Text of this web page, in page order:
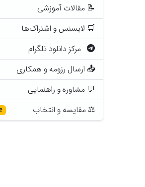
📝 مقالات آموزشی
🛒 لایسنس و اشتراک‌ها
مرکز دانلود تلگرام
📤 ارسال رزومه و همکاری
💬 مشاوره و راهنمایی
⚖️ مقایسه و انتخاب